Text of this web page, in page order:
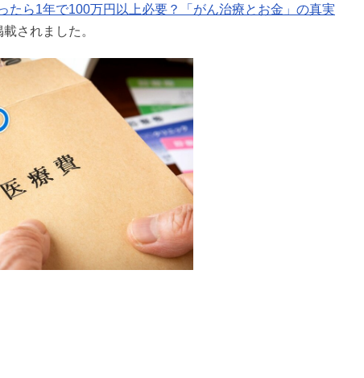
たら1年で100万円以上必要？「がん治療とお金」の真実
されました。